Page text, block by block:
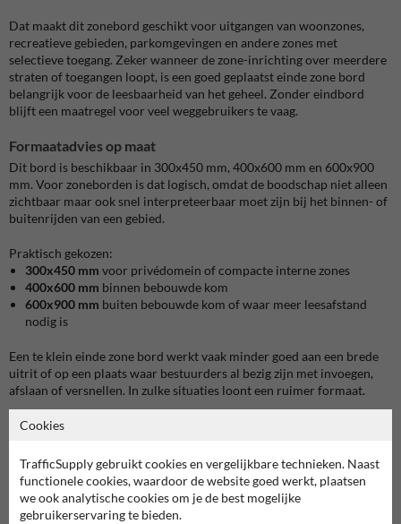
Dat maakt dit zonebord geschikt voor uitgangen van woonzones,
recreatieve gebieden, parkomgevingen en andere zones met
selectieve toegang. Zeker wanneer de zone-inrichting over meerdere
straten of toegangen loopt, is een goed geplaatst einde zone bord
belangrijk voor de leesbaarheid van het geheel. Zonder eindbord
blijft een maatregel voor veel weggebruikers te vaag.
Formaatadvies op maat
Dit bord is beschikbaar in 300x450 mm, 400x600 mm en 600x900
mm. Voor zoneborden is dat logisch, omdat de boodschap niet alleen
zichtbaar maar ook snel interpreteerbaar moet zijn bij het binnen- of
buitenrijden van een gebied.
Praktisch gekozen:
300x450 mm voor privédomein of compacte interne zones
400x600 mm binnen bebouwde kom
600x900 mm buiten bebouwde kom of waar meer leesafstand
nodig is
Een te klein einde zone bord werkt vaak minder goed aan een brede
uitrit of op een plaats waar bestuurders al bezig zijn met invoegen,
afslaan of versnellen. In zulke situaties loont een ruimer formaat.
Reflectieadvies
minimale reflectieklasse voor verkeersborden langs de openbare weg.
Klasse 3 is interessant wanneer je extra zichtbaarheid wilt,
bijvoorbeeld op donkere trajecten, aan bredere uitgangen of op
plaatsen waar het bord van verder leesbaar moet zijn. Klasse 1 is
Cookies
TrafficSupply gebruikt cookies en vergelijkbare technieken. Naast
functionele cookies, waardoor de website goed werkt, plaatsen
we ook analytische cookies om je de best mogelijke
gebruikerservaring te bieden.